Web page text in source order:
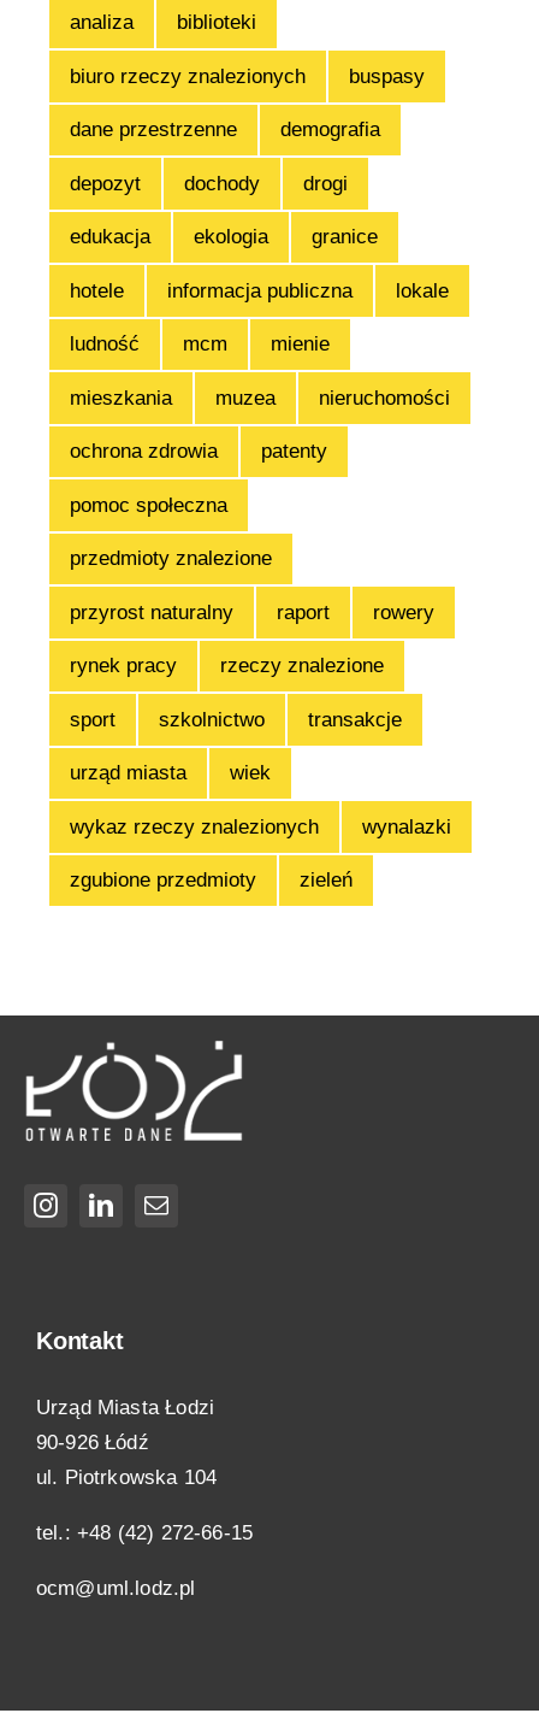
analiza biblioteki
biuro rzeczy znalezionych buspasy
dane przestrzenne demografia
depozyt dochody drogi
edukacja ekologia granice
hotele informacja publiczna lokale
ludność mcm mienie
mieszkania muzea nieruchomości
ochrona zdrowia patenty
pomoc społeczna
przedmioty znalezione
przyrost naturalny raport rowery
rynek pracy rzeczy znalezione
sport szkolnictwo transakcje
urząd miasta wiek
wykaz rzeczy znalezionych wynalazki
zgubione przedmioty zieleń
Kontakt
Urząd Miasta Łodzi
90-926 Łódź
ul. Piotrkowska 104
tel.: +48 (42) 272-66-15
ocm@uml.lodz.pl